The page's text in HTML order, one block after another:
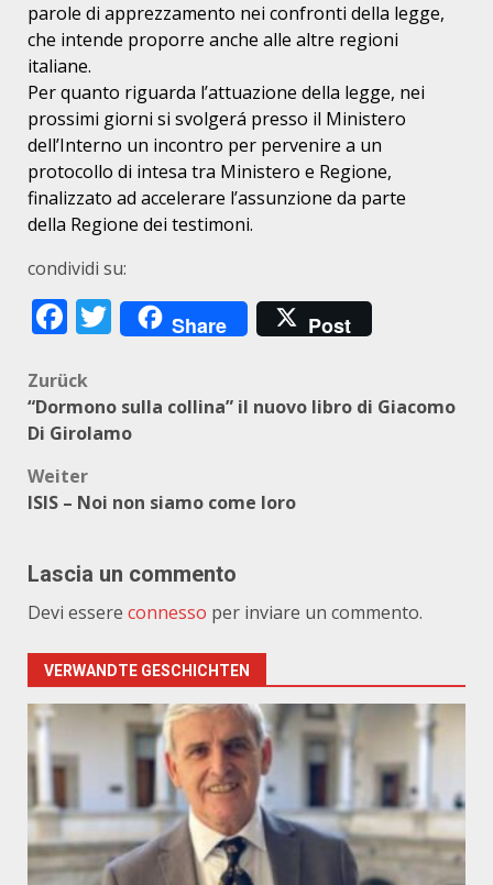
parole di apprezzamento nei confronti della legge,
che intende proporre anche alle altre regioni
italiane.
Per quanto riguarda l’attuazione della legge, nei
prossimi giorni si svolgerá presso il Ministero
dell’Interno un incontro per pervenire a un
protocollo di intesa tra Ministero e Regione,
finalizzato ad accelerare l’assunzione da parte
della Regione dei testimoni.
condividi su:
Facebook
Twitter
Share Post
Beitragsnavigation
Zurück
“Dormono sulla collina” il nuovo libro di Giacomo
Di Girolamo
Weiter
ISIS – Noi non siamo come loro
Lascia un commento
Devi essere connesso per inviare un commento.
VERWANDTE GESCHICHTEN